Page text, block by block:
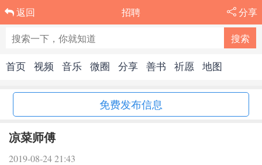
返回 招聘 分享
首页 视频 音乐 微圈 分享 善书 祈愿 地图
免费发布信息
凉菜师傅
2019-08-24 21:43